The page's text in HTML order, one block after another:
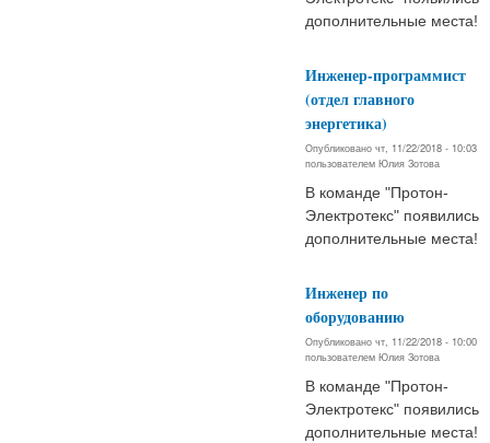
дополнительные места!
Инженер-программист
(отдел главного
энергетика)
Опубликовано чт, 11/22/2018 - 10:03
пользователем Юлия Зотова
В команде "Протон-
Электротекс" появились
дополнительные места!
Инженер по
оборудованию
Опубликовано чт, 11/22/2018 - 10:00
пользователем Юлия Зотова
В команде "Протон-
Электротекс" появились
дополнительные места!